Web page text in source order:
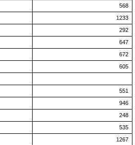
568
1233
292
647
672
605
551
946
248
535
1267